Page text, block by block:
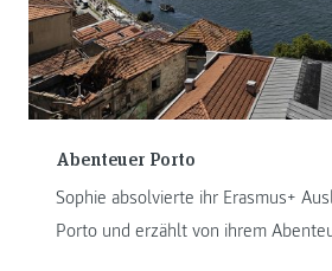
Abenteuer Porto
Sophie absolvierte ihr Erasmus+
Porto und erzählt von ihrem